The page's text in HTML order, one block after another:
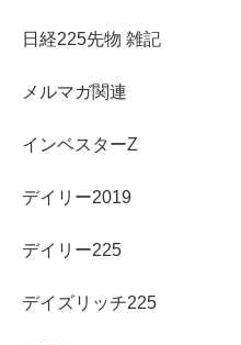
日経225先物 雑記
メルマガ関連
インベスターZ
デイリー2019
デイリー225
デイズリッチ225